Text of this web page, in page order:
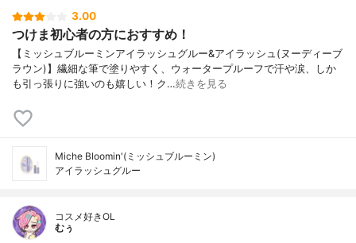
3.00
つけま初心者の方におすすめ！
【ミッシュブルーミンアイラッシュグルー&アイラッシュ(ヌーディーブ
ラウン)】繊細な筆で塗りやすく、ウォータープルーフで汗や涙、しか
も引っ張りに強いのも嬉しい！ク…続きを見る
Miche Bloomin'(ミッシュブルーミン)
アイラッシュグルー
コスメ好きOL
むぅ